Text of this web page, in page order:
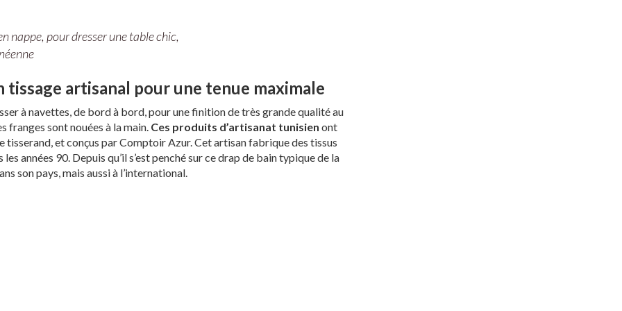
nappe, pour dresser une table chic,
artisanal pour une tenue maximale
à navettes, de bord à bord, pour une finition de très grande qualité au
franges sont nouées à la main. Ces produits d’artisanat tunisien ont
et conçus par Comptoir Azur. Cet artisan fabrique des tissus
années 90. Depuis qu’il s’est penché sur ce drap de bain typique de la
son pays, mais aussi à l’international.